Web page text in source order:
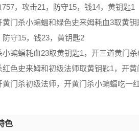
，攻击21，防守15，钱14，黄钥匙1
黄门杀小蝙蝠和绿色史来姆耗血3取黄
防守15，钱23，黄钥匙2
小蝙蝠耗血23取黄钥匙1，开三道黄门
红色史来姆和初级法师取黄钥匙1，开
黄门杀初级法师，开黄门杀小蝙蝠吃一
色